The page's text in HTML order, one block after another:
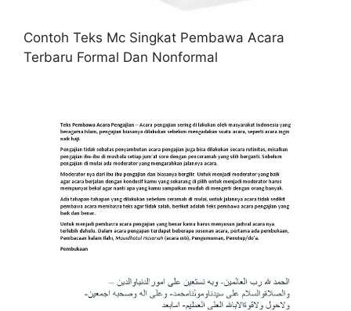
Contoh Teks Mc Singkat Pembawa Acara
Terbaru Formal Dan Nonformal